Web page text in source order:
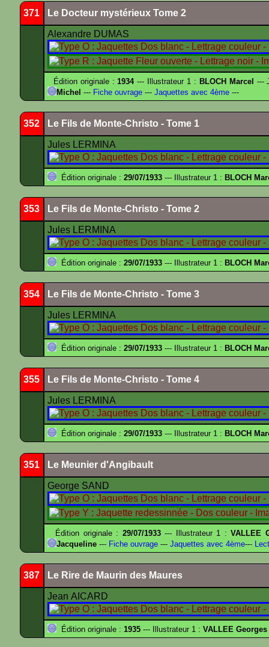
371 Le Docteur mystérieux Tome 2
Alexandre DUMAS
Édition originale :1934--- Illustrateur 1 : BLOCH Marcel ---
Michel --- Fiche ouvrage --- Jaquettes avec 4ème ---
352 Le Fils de Monte-Christo - Tome 1
Jules LERMINA
Édition originale : 29/07/1933 --- Illustrateur 1 : BLOCH
353 Le Fils de Monte-Christo - Tome 2
Jules LERMINA
Édition originale : 29/07/1933 --- Illustrateur 1 : BLOCH
354 Le Fils de Monte-Christo - Tome 3
Jules LERMINA
Édition originale : 29/07/1933 --- Illustrateur 1 : BLOCH
355 Le Fils de Monte-Christo - Tome 4
Jules LERMINA
Édition originale : 29/07/1933 --- Illustrateur 1 : BLOCH
351 Le Meunier d'Angibault
George SAND
Édition originale : 29/07/1933--- Illustrateur 1 :VALLEE
Jacqueline --- Fiche ouvrage --- Jaquettes avec 4ème---
387 Le Rire de Maurin des Maures
Jean AICARD
Édition originale : 1935 --- Illustrateur 1 : VALLEE Georges